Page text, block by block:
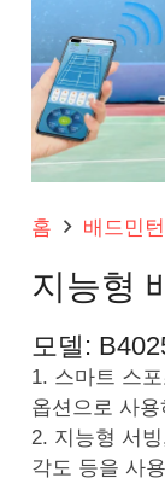
홈 배드민
지능형
모델:
1. 스마트 스
옵션으로 사
2. 지능형 서
각도 등을 사